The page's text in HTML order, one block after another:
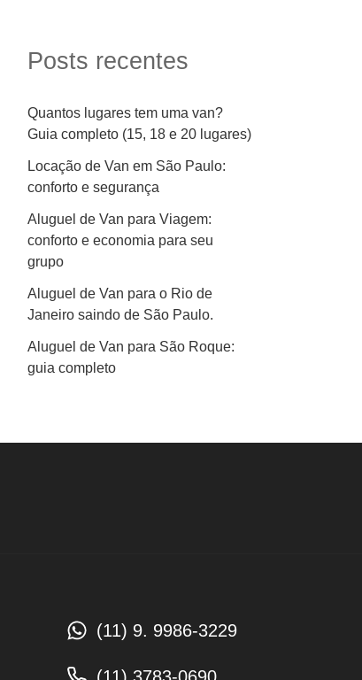
a
o
r
Posts recentes
Quantos lugares tem uma van?
Guia completo (15, 18 e 20 lugares)
Locação de Van em São Paulo:
conforto e segurança
Aluguel de Van para Viagem:
conforto e economia para seu
grupo
Aluguel de Van para o Rio de
Janeiro saindo de São Paulo.
Aluguel de Van para São Roque:
guia completo
(11) 9. 9986-3229